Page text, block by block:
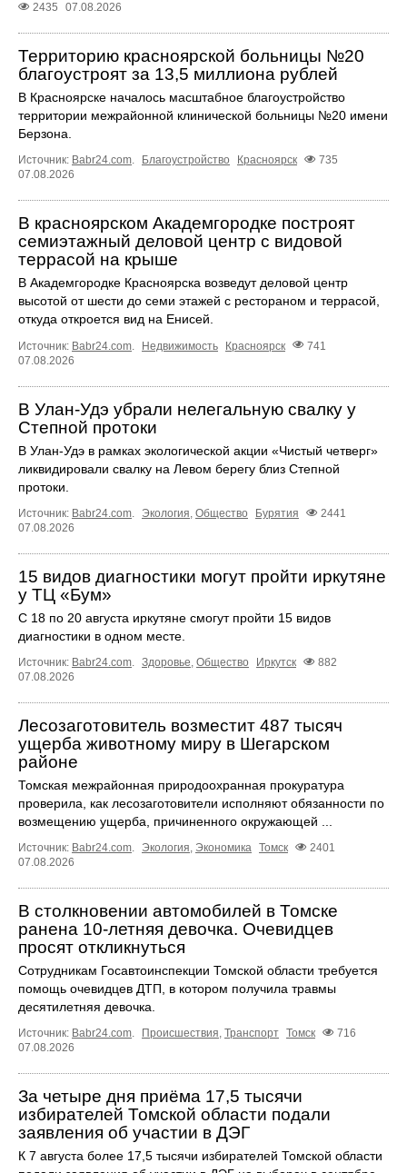
2435
07.08.2026
Территорию красноярской больницы №20
благоустроят за 13,5 миллиона рублей
В Красноярске началось масштабное благоустройство
территории межрайонной клинической больницы №20 имени
Берзона.
Источник: Babr24.com. Благоустройство Красноярск
735
07.08.2026
В красноярском Академгородке построят
семиэтажный деловой центр с видовой
террасой на крыше
В Академгородке Красноярска возведут деловой центр
высотой от шести до семи этажей с рестораном и террасой,
откуда откроется вид на Енисей.
Источник: Babr24.com Недвижимость Красноярск
741
07.08.2026
В Улан-Удэ убрали нелегальную свалку у
Степной протоки
В Улан-Удэ в рамках экологической акции «Чистый четверг»
ликвидировали свалку на Левом берегу близ Степной
протоки.
Источник: Babr24.com Экология Общество Бурятия
2441
07.08.2026
15 видов диагностики могут пройти иркутяне
у ТЦ «Бум»
С 18 по 20 августа иркутяне смогут пройти 15 видов
диагностики в одном месте.
Источник: Babr24.com. Здоровье, Общество Иркутск
882
07.08.2026
Лесозаготовитель возместит 487 тысяч
ущерба животному миру в Шегарском
районе
Томская межрайонная природоохранная прокуратура
проверила, как лесозаготовители исполняют обязанности по
возмещению ущерба, причиненного окружающей ...
Источник: Babr24.com. Экология, Экономика Томск
2401
07.08.2026
В столкновении автомобилей в Томске
ранена 10-летняя девочка. Очевидцев
просят откликнуться
Сотрудникам Госавтоинспекции Томской области требуется
помощь очевидцев ДТП, в котором получила травмы
десятилетняя девочка.
Источник: Babr24.com. Происшествия, Транспорт Томск
716
07.08.2026
За четыре дня приёма 17,5 тысячи
избирателей Томской области подали
заявления об участии в ДЭГ
К 7 августа более 17,5 тысячи избирателей Томской области